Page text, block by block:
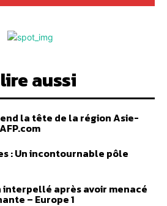
aussi
la tête de la région Asie-
: Un incontournable pôle
interpellé après avoir menacé
– Europe 1